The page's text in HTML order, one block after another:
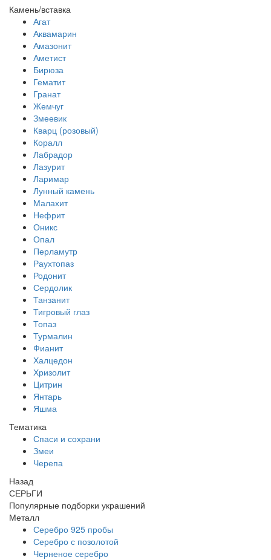
Камень/вставка
Агат
Аквамарин
Амазонит
Аметист
Бирюза
Гематит
Гранат
Жемчуг
Змеевик
Кварц (розовый)
Коралл
Лабрадор
Лазурит
Ларимар
Лунный камень
Малахит
Нефрит
Оникс
Опал
Перламутр
Раухтопаз
Родонит
Сердолик
Танзанит
Тигровый глаз
Топаз
Турмалин
Фианит
Халцедон
Хризолит
Цитрин
Янтарь
Яшма
Тематика
Спаси и сохрани
Змеи
Черепа
Назад
СЕРЬГИ
Популярные подборки украшений
Металл
Серебро 925 пробы
Серебро с позолотой
Черненое серебро